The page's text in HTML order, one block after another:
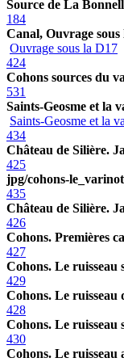
Source de La
184
Canal, Ouvrage sous
Ouvrage sous la D17
424
Cohons sources du
531
Saints-Geosme et la
Saints-Geosme et la
434
Château de Silière.
425
jpg/cohons-
435
Château de Silière.
426
Cohons. Premières
427
Cohons. Le ruisseau
429
Cohons. Le ruisseau
428
Cohons. Le ruisseau
430
Cohons. Le ruisseau